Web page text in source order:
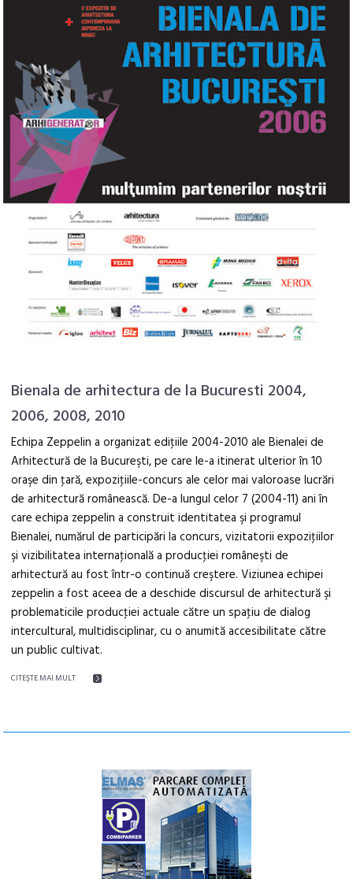
Bienala de arhitectura de la Bucuresti 2004,
2006, 2008, 2010
Echipa Zeppelin a organizat ediţiile 2004-2010 ale Bienalei de
Arhitectură de la Bucureşti, pe care le-a itinerat ulterior în 10
oraşe din ţară, expoziţiile-concurs ale celor mai valoroase lucrări
de arhitectură românească. De-a lungul celor 7 (2004-11) ani în
care echipa zeppelin a construit identitatea şi programul
Bienalei, numărul de participări la concurs, vizitatorii expoziţiilor
şi vizibilitatea internaţională a producţiei româneşti de
arhitectură au fost într-o continuă creştere. Viziunea echipei
zeppelin a fost aceea de a deschide discursul de arhitectură şi
problematicile producţiei actuale către un spaţiu de dialog
intercultural, multidisciplinar, cu o anumită accesibilitate către
un public cultivat.
CITEŞTE MAI MULT